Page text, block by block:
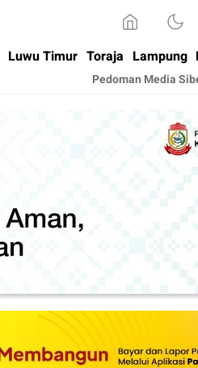
Luwu Timur Toraja Lampung
Pedoman Media